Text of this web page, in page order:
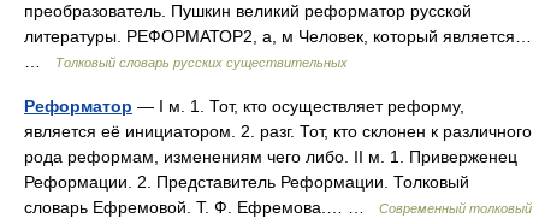
преобразователь. Пушкин великий реформатор русской
литературы. РЕФОРМАТОР2, а, м Человек, который является…
Толковый словарь русских существительных
Реформатор — I м. 1. Тот, кто осуществляет реформу,
является её инициатором. 2. разг. Тот, кто склонен к различного
рода реформам, изменениям чего либо. II м. 1. Приверженец
Реформации. 2. Представитель Реформации. Толковый
словарь Ефремовой. Т. Ф. Ефремова.… …
Современный толковый